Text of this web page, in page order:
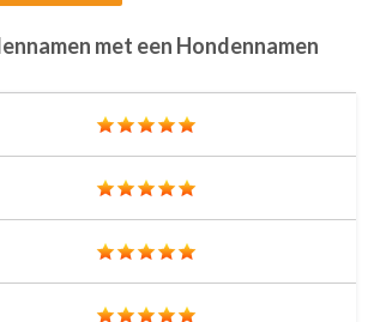
met een Hondennamen